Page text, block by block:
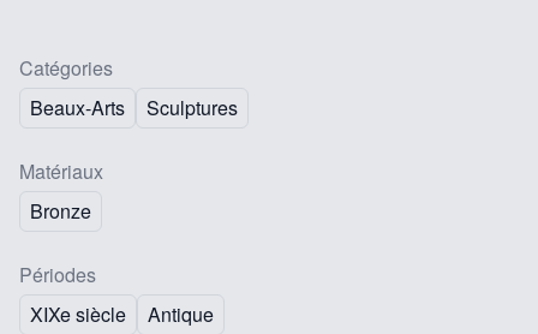
Catégories
Beaux-Arts
Sculptures
Matériaux
Bronze
Périodes
XIXe siècle
Antique